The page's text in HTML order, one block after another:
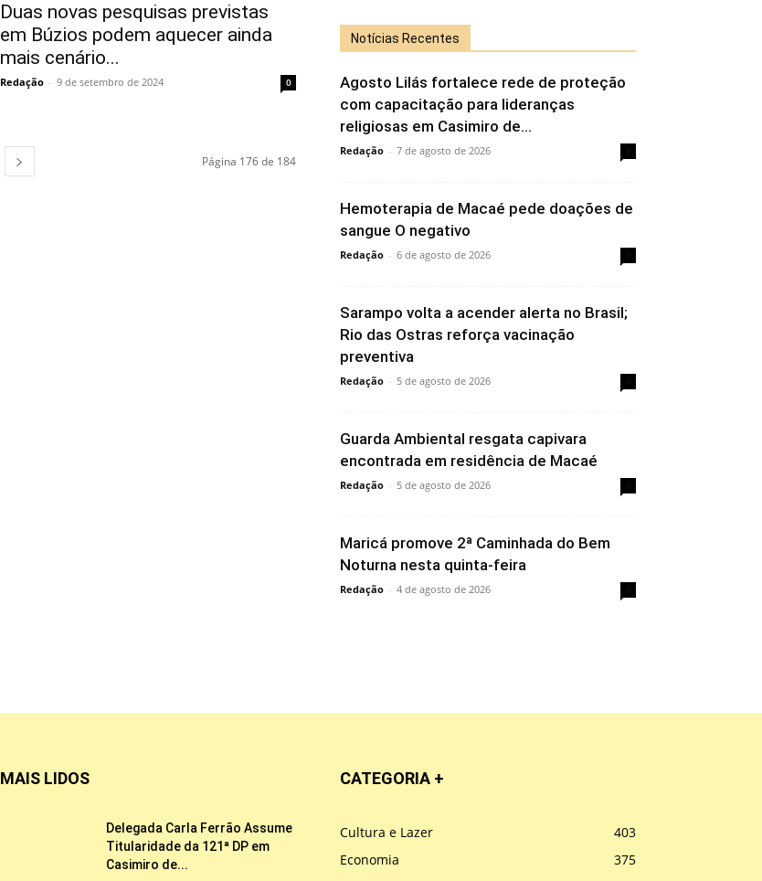
Duas novas pesquisas previstas
em Búzios podem aquecer ainda
mais cenário...
Redação - 9 de setembro de 2024 0
Página 176 de 184
Notícias Recentes
Agosto Lilás fortalece rede de proteção
com capacitação para lideranças
religiosas em Casimiro de...
Redação - 7 de agosto de 2026
Hemoterapia de Macaé pede doações de
sangue O negativo
Redação - 6 de agosto de 2026
Sarampo volta a acender alerta no Brasil;
Rio das Ostras reforça vacinação
preventiva
Redação - 5 de agosto de 2026
Guarda Ambiental resgata capivara
encontrada em residência de Macaé
Redação - 5 de agosto de 2026
Maricá promove 2ª Caminhada do Bem
Noturna nesta quinta-feira
Redação - 4 de agosto de 2026
MAIS LIDOS
Delegada Carla Ferrão Assume
Titularidade da 121ª DP em
Casimiro de...
CATEGORIA +
Cultura e Lazer
403
Economia
375